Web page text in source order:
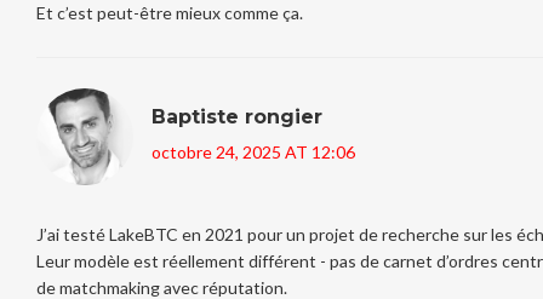
Et c’est peut-être mieux comme ça.
Baptiste rongier
octobre 24, 2025 AT 12:06
J’ai testé LakeBTC en 2021 pour un projet de recherche sur les
Leur modèle est réellement différent - pas de carnet d’ordres
de matchmaking avec réputation.